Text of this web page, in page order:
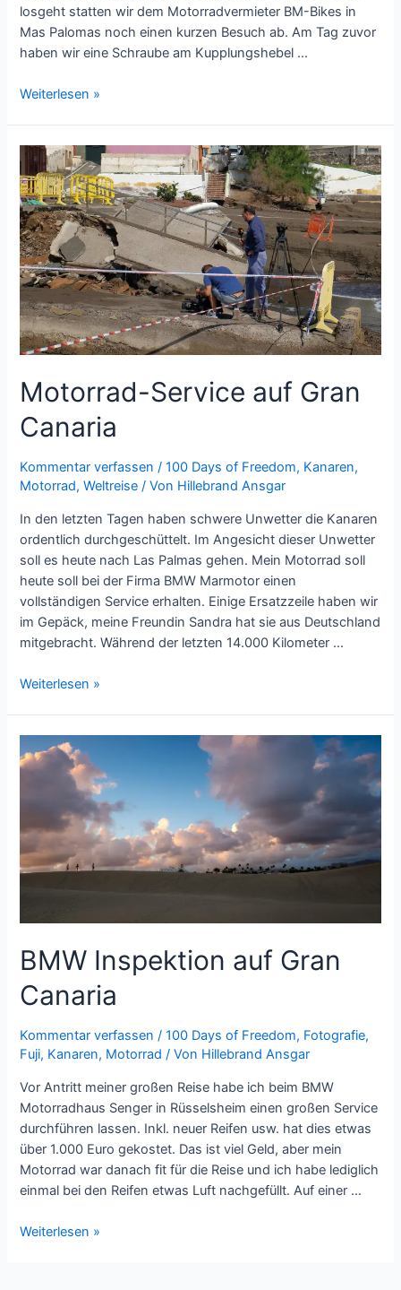
losgeht statten wir dem Motorradvermieter BM-Bikes in
Mas Palomas noch einen kurzen Besuch ab. Am Tag zuvor
haben wir eine Schraube am Kupplungshebel …
In
von
Gran
Canaria
Weiterlesen »
Motorrad-Service auf Gran
Canaria
Kommentar verfassen /100 Days of Freedom, Kanaren,
Motorrad,Weltreise / Von Hillebrand Ansgar
In den letzten Tagen haben schwere Unwetter die Kanaren
ordentlich durchgeschüttelt. Im Angesicht dieser Unwetter
soll es heute nach Las Palmas gehen. Mein Motorrad soll
heute soll bei der Firma BMW Marmotor einen
vollständigen Service erhalten. Einige Ersatzzeile haben wir
im Gepäck, meine Freundin Sandra hat sie aus Deutschland
mitgebracht. Während der letzten 14.000 Kilometer …
Motorrad-
Gran
Canaria
Weiterlesen »
BMW Inspektion auf Gran
Canaria
Kommentar verfassen /100 Days of Freedom, Fotografie,
Fuji, Kanaren, Motorrad / Von Hillebrand Ansgar
Vor Antritt meiner großen Reise habe ich beim BMW
Motorradhaus Senger in Rüsselsheim einen großen Service
durchführen lassen. Inkl. neuer Reifen usw. hat dies etwas
über 1.000 Euro gekostet. Das ist viel Geld, aber mein
Motorrad war danach fit für die Reise und ich habe lediglich
einmal bei den Reifen etwas Luft nachgefüllt. Auf einer …
BMW
Weiterlesen »